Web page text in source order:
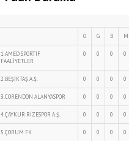
O G B M
1.AMED SPORTİF
FAALİYETLER
0 0 0 0
2.BEŞİKTAŞ A.Ş. 0 0 0 0
3.CORENDON ALANYASPOR 0 0 0 0
4.ÇAYKUR RİZESPOR A.Ş. 0 0 0 0
5.ÇORUM FK 0 0 0 0